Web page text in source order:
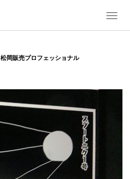
T
松岡販売プロフェッショナル